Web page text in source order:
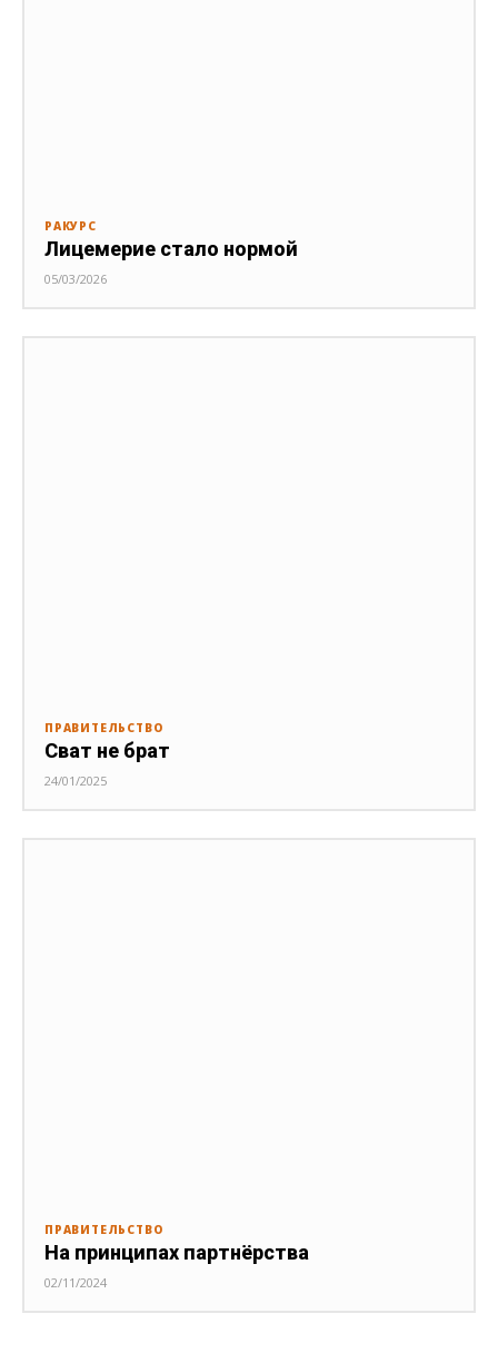
РАКУРС
Лицемерие стало нормой
05/03/2026
ПРАВИТЕЛЬСТВО
Сват не брат
24/01/2025
ПРАВИТЕЛЬСТВО
На принципах партнёрства
02/11/2024